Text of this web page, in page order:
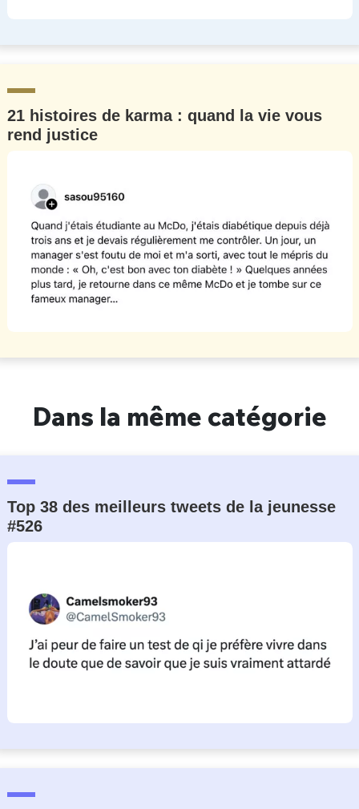
21 histoires de karma : quand la vie vous
rend justice
Dans la même catégorie
Top 38 des meilleurs tweets de la jeunesse
#526